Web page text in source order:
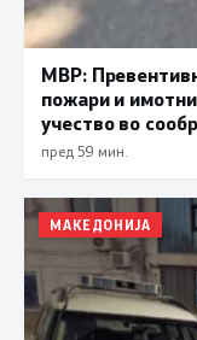
МВР:
пожари и
учество во
пред 59 мин.
МАКЕДОНИЈА